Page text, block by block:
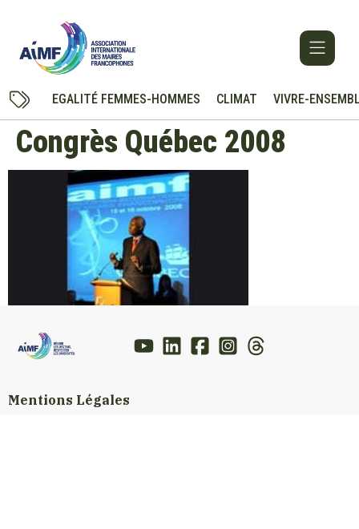
EGALITÉ FEMMES-HOMMES CLIMAT VIVRE-
Congrès Québec 2008
Mentions Légales